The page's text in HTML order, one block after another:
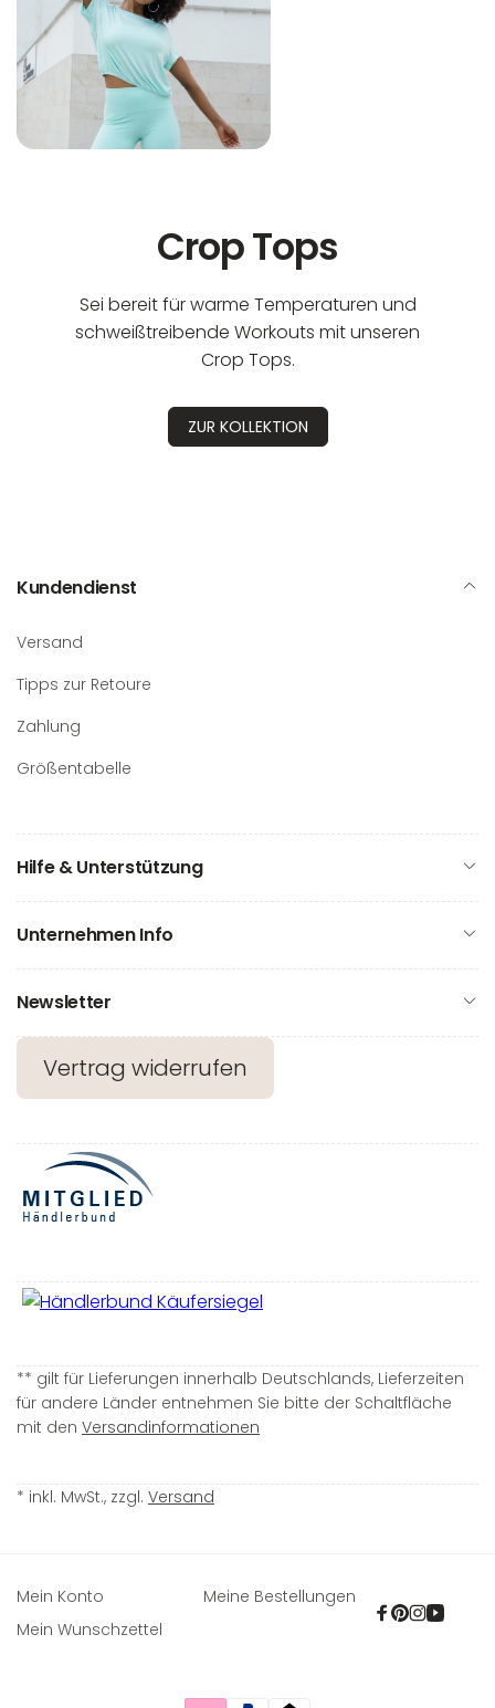
Crop Tops
Sei bereit für warme Temperaturen und
schweißtreibende Workouts mit unseren
Crop Tops.
ZUR KOLLEKTION
Kundendienst
Versand
Tipps zur Retoure
Zahlung
Größentabelle
Hilfe & Unterstützung
Unternehmen Info
Newsletter
Vertrag widerrufen
** gilt für Lieferungen innerhalb Deutschlands, Lieferzeiten
für andere Länder entnehmen Sie bitte der Schaltfläche
mit den Versandinformationen
* inkl. MwSt., zzgl. Versand
Mein Konto
Meine Bestellungen
Mein Wunschzettel
Facebook
Pinterest